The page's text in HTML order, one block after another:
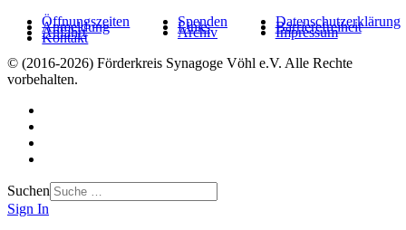
Öffnungszeiten
Anmeldung
Anfahrt
Kontakt
Spenden
Links
Archiv
Datenschutzerklärung
Barrierefreiheit
Impressum
© (2016-2026) Förderkreis Synagoge Vöhl e.V. Alle Rechte
vorbehalten.
Suchen
Sign In